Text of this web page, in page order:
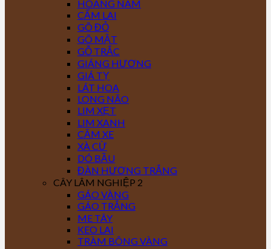
HOÀNG NAM
CẨM LAI
GÕ ĐỎ
GÕ MẬT
GỖ TRẮC
GIÁNG HƯƠNG
GIÁ TỴ
LÁT HOA
LONG NÃO
LIM XẸT
LIM XANH
CĂM XE
XÀ CỪ
DÓ BẦU
ĐÀN HƯƠNG TRẮNG
CÂY LÂM NGHIỆP 2
GÁO VÀNG
GÁO TRẮNG
ME TÂY
KEO LAI
TRÀM BÔNG VÀNG